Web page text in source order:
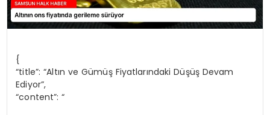
{
“title”: “Altın ve Gümüş Fiyatlarındaki Düşüş Devam
Ediyor”,
“content”: “